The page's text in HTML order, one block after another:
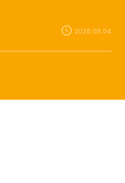
2026.08.04